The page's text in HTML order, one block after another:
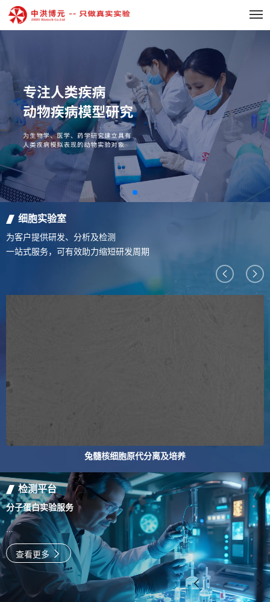
细胞实验室
为客户提供研发、分析及检测
一站式服务，可有效助力缩短研发周期
兔髓核细胞原代分离及培养
检测平台
分子蛋白实验服务
...
查看更多